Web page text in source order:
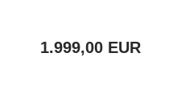
1.999,00 EUR